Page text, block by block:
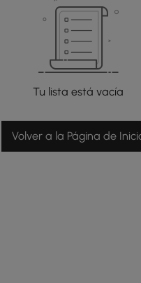
Tu lista está vacía
Volver a la Página de